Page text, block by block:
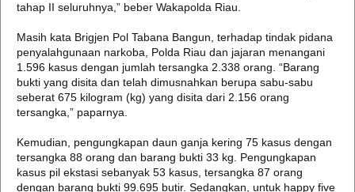
tahap II seluruhnya,” beber Wakapolda Riau.
Masih kata Brigjen Pol Tabana Bangun, terhadap tindak pidana
penyalahgunaan narkoba, Polda Riau dan jajaran menangani
1.596 kasus dengan jumlah tersangka 2.338 orang. “Barang
bukti yang disita dan telah dimusnahkan berupa sabu-sabu
seberat 675 kilogram (kg) yang disita dari 2.156 orang
tersangka,” paparnya.
Kemudian, pengungkapan daun ganja kering 75 kasus dengan
tersangka 88 orang dan barang bukti 33 kg. Pengungkapan
kasus pil ekstasi sebanyak 53 kasus, tersangka 87 orang
dengan barang bukti 99.695 butir. Sedangkan, untuk happy five